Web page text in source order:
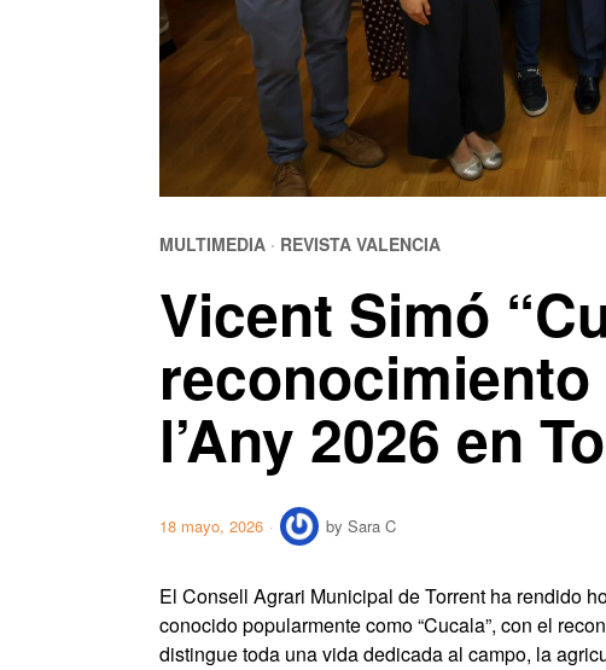
MULTIMEDIA · REVISTA VALENCIA
Vicent Simó
l’Any 2026 en
18 mayo, 2026 by Sara C
El Consell Agrari Municipal de Torrent ha rendido
conocido popularmente como “Cucala”, con el
distingue toda una vida dedicada al campo, la